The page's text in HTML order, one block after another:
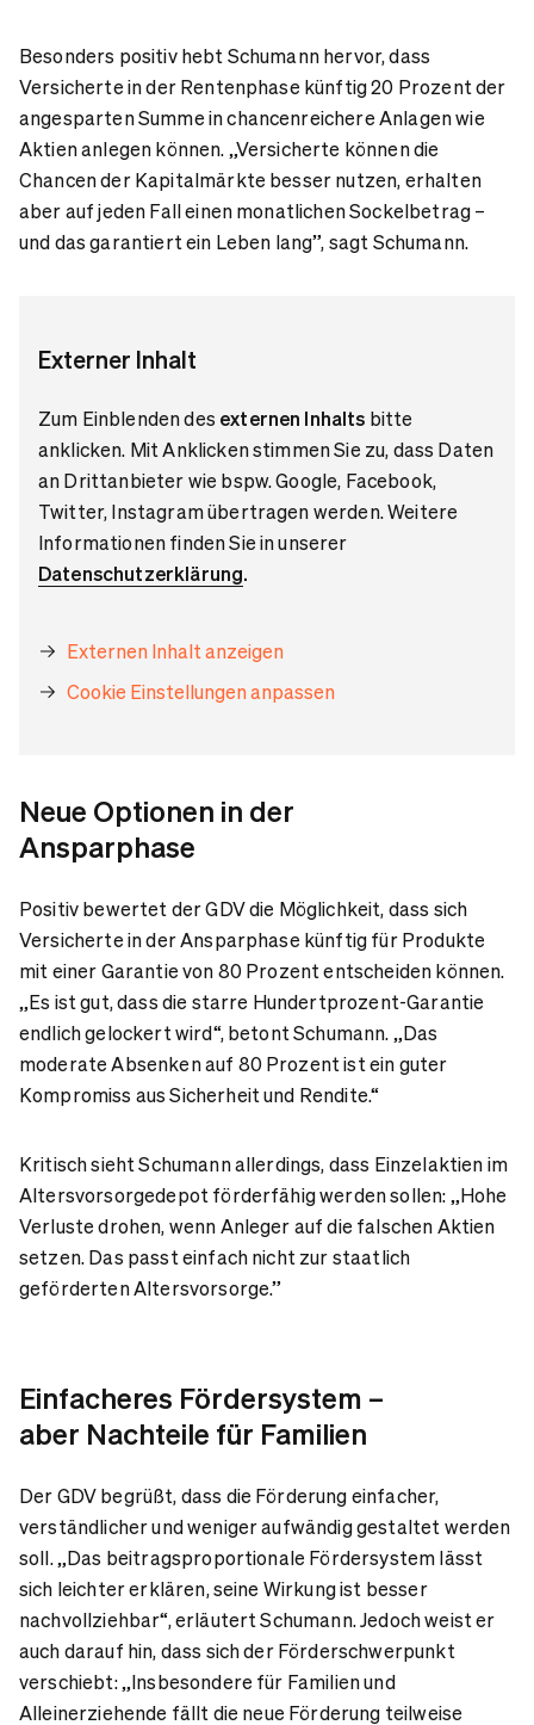
Besonders positiv hebt Schumann hervor, dass
Versicherte in der Rentenphase künftig 20 Prozent der
angesparten Summe in chancenreichere Anlagen wie
Aktien anlegen können. „Versicherte können die
Chancen der Kapitalmärkte besser nutzen, erhalten
aber auf jeden Fall einen monatlichen Sockelbetrag –
und das garantiert ein Leben lang”, sagt Schumann.
Externer Inhalt
Zum Einblenden des externen Inhalts bitte
anklicken. Mit Anklicken stimmen Sie zu, dass Daten
an Drittanbieter wie bspw. Google, Facebook,
Twitter, Instagram übertragen werden. Weitere
Informationen finden Sie in unserer
Datenschutzerklärung.
Externen Inhalt anzeigen
Cookie Einstellungen anpassen
Neue Optionen in der
Ansparphase
Positiv bewertet der GDV die Möglichkeit, dass sich
Versicherte in der Ansparphase künftig für Produkte
mit einer Garantie von 80 Prozent entscheiden können.
„Es ist gut, dass die starre Hundertprozent-Garantie
endlich gelockert wird“, betont Schumann. „Das
moderate Absenken auf 80 Prozent ist ein guter
Kompromiss aus Sicherheit und Rendite.“
Kritisch sieht Schumann allerdings, dass Einzelaktien im
Altersvorsorgedepot förderfähig werden sollen: „Hohe
Verluste drohen, wenn Anleger auf die falschen Aktien
setzen. Das passteinfach nicht zur staatlich
geförderten Altersvorsorge.”
Einfacheres Fördersystem –
aber Nachteile für Familien
Der GDV begrüßt, dass die Förderung einfacher,
verständlicher und weniger aufwändig gestaltet werden
soll. „Das beitragsproportionale Fördersystem lässt
sich leichter erklären, seine Wirkung ist besser
nachvollziehbar“, erläutert Schumann. Jedoch weist er
auch darauf hin, dass sich der Förderschwerpunkt
verschiebt: „Insbesondere für Familien und
Alleinerziehende fällt die neue Förderung teilweise